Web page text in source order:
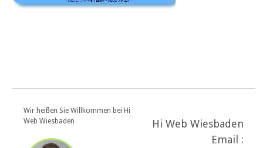
Wir heißen Sie Willkommen bei Hi
Web Wiesbaden
Hi Web Wiesbaden
Email :